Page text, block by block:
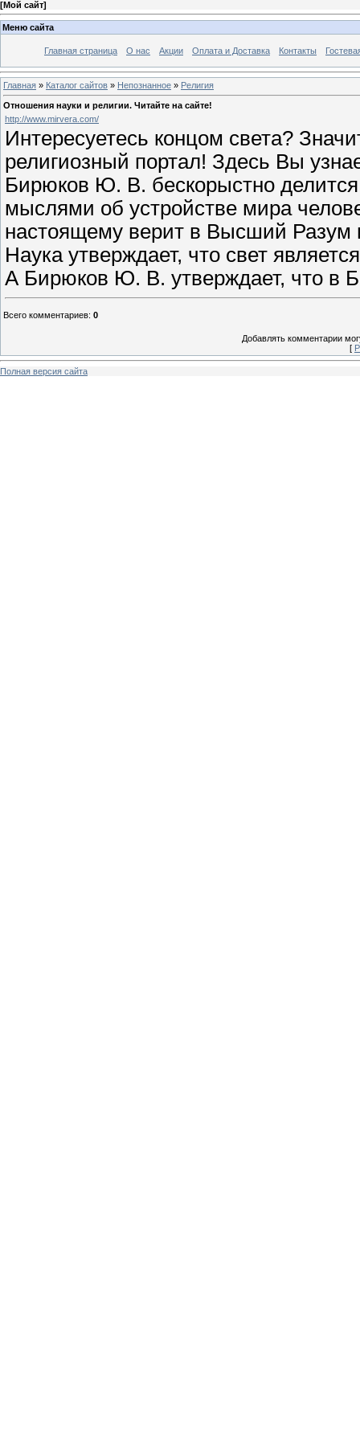
[Мой сайт]
Меню сайта
Главная страница О нас Акции Оплата и Доставка Контакты
Главная » Каталог сайтов » Непознанное » Религия
Отношения науки и религии. Читайте на сайте!
http://www.mirvera.com/
Интересуетесь концом света?
религиозный портал! Здесь Вы
Бирюков Ю. В. бескорыстно
мыслями об устройстве мира
настоящему верит в Высший Разум
Наука утверждает, что свет
А Бирюков Ю. В. утверждает, что в
Всего комментариев: 0
Добавлять комментарии
[
Полная версия сайта